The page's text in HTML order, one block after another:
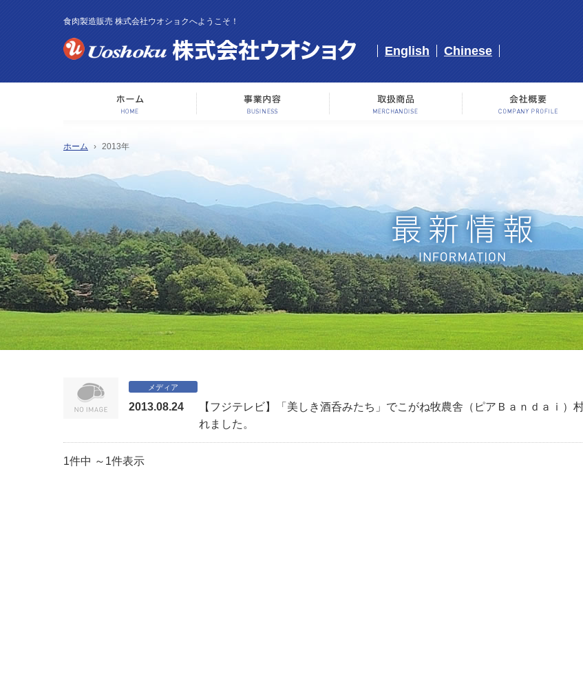
食肉製造販売 株式会社ウオショクへようこそ！
English Chinese
取り扱い商品
ホーム 2013年
メディア
2013.08.24
【フジテレビ】「美しき酒呑みたち」でこがね牧農舎（ピアＢａｎｄａｉ）
れました。
1件中 ～1件表示